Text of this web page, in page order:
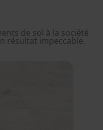
de sol à la société
résultat impeccable.